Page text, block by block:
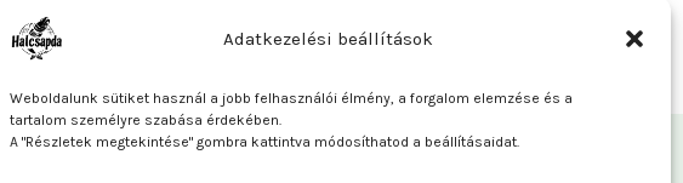
Adatkezelési beállítások
Weboldalunk sütiket használ a jobb felhasználói élmény, a forgalom elemzése és a
tartalom személyre szabása érdekében.
A "Részletek megtekintése" gombra kattintva módosíthatod a beállításaidat.